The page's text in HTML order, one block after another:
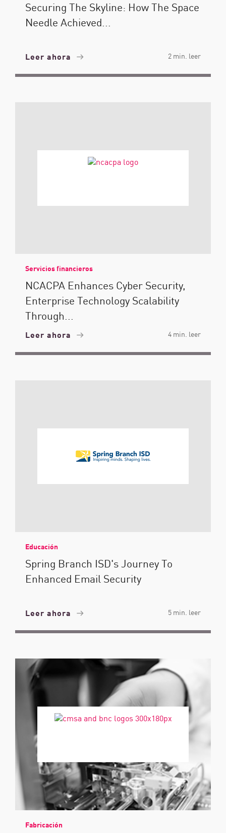
Securing The Skyline: How The Space
Needle Achieved...
Leer ahora 2 min. leer
Servicios financieros
NCACPA Enhances Cyber Security,
Enterprise Technology Scalability
Through...
Leer ahora 4 min. leer
Educación
Spring Branch ISD's Journey To
Enhanced Email Security
Leer ahora 5 min. leer
Fabricación